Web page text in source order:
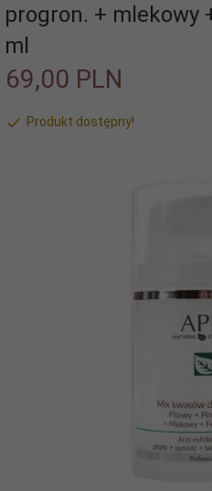
progron. + mlekowy
ml
69,00 PLN
Produkt dostępny!